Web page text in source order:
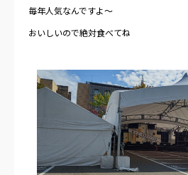
毎年人気なんですよ～
おいしいので絶対食べてね